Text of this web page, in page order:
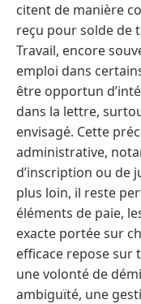
citent de manière
reçu pour solde de
Travail, encore
emploi dans
être opportun
dans la lettre,
envisagé. Cette
administrative,
d’inscription ou de
plus loin, il reste
éléments de paie,
exacte portée sur
efficace repose sur
une volonté de
ambiguïté, une